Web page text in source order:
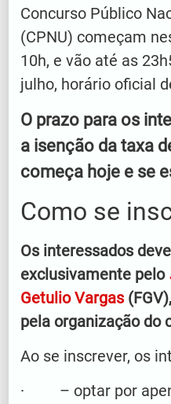
Concurso Público
(CPNU) começam
10h, e vão até as
julho, horário oficial
O prazo para os
a isenção da taxa
começa hoje e se
Como se
Os interessados
exclusivamente pelo
Getulio Vargas
pela organização do
Ao se inscrever, os
· – optar por